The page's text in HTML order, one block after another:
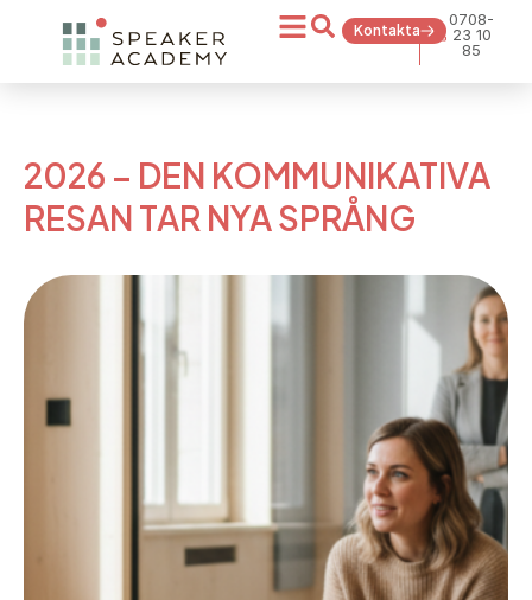
Kontakta
0708-
23 10
85
2026 – DEN KOMMUNIKATIVA
RESAN TAR NYA SPRÅNG